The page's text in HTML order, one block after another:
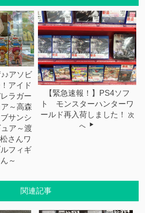
アソビ
アイド
ラガー
～高森
サンシ
ア～渡
さんワ
フィギ
～
【緊急速報！】PS4ソフ
ト モンスターハンターワ
ールド再入荷しました！
次
へ
関連記事